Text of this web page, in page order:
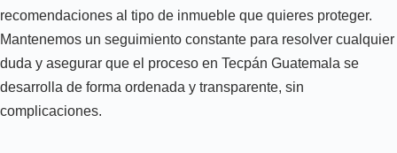
recomendaciones al tipo de inmueble que quieres proteger.
Mantenemos un seguimiento constante para resolver cualquier
duda y asegurar que el proceso en Tecpán Guatemala se
desarrolla de forma ordenada y transparente, sin
complicaciones.